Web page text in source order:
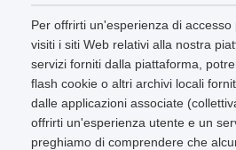
Per offrirti un'esperienza di
visiti i siti Web relativi alla nostra
servizi forniti dalla piattaforma,
flash cookie o altri archivi locali
dalle applicazioni associate
offrirti un'esperienza utente e un
preghiamo di comprendere che